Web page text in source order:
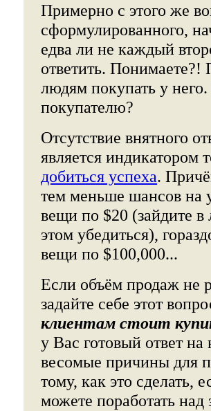
Примерно с этого же
сформулированного,
едва ли не каждый
ответить. Понимаете?!
людям покупать у него.
покупателю?
Отсутствие внятного
является индикатором
добиться успеха.
тем меньше шансов на
вещи по $20 (зайдите
этом убедиться),
вещи по $100,000...
Если объём продаж не
задайте себе этот
клиентам стоит
у Вас готовый ответ
весомые причины для
тому, как это сделать,
можете поработать